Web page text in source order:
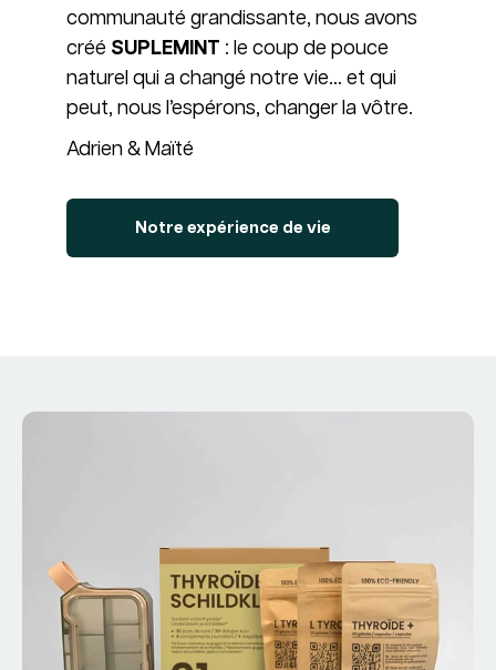
communauté grandissante, nous avons
créé SUPLEMINT : le coup de pouce
naturel qui a changé notre vie… et qui
peut, nous l’espérons, changer la vôtre.
Adrien & Maïté
Notre expérience de vie